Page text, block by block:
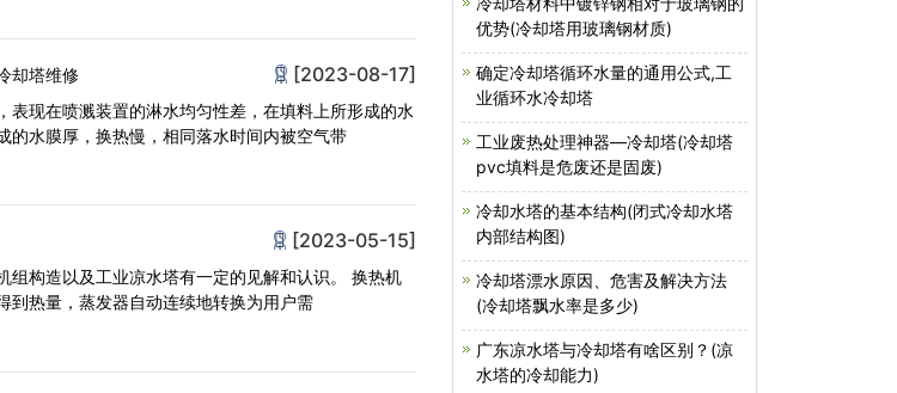
却塔维修 [2023-08-17]
现在喷溅装置的淋水均匀性差，在填料上所形成的水
的水膜厚，换热慢，相同落水时间内被空气带
[2023-05-15]
构造以及工业凉水塔有一定的见解和认识。 换热机
到热量，蒸发器自动连续地转换为用户需
优势(冷却塔用玻璃钢材质)
确定冷却塔循环水量的通用公式,工
业循环水冷却塔
工业废热处理神器—冷却塔(冷却塔
pvc填料是危废还是固废)
冷却水塔的基本结构(闭式冷却水塔
内部结构图)
冷却塔漂水原因、危害及解决方法
(冷却塔飘水率是多少)
广东凉水塔与冷却塔有啥区别？(凉
水塔的冷却能力)